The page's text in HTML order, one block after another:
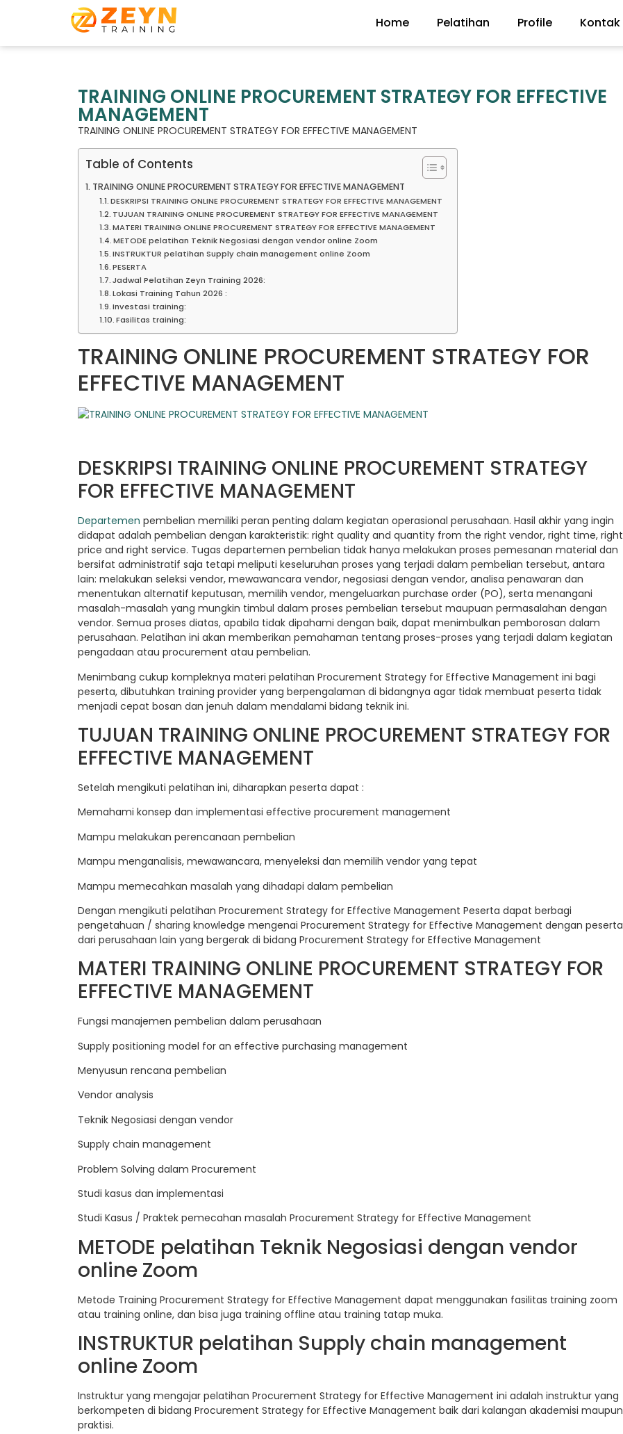
Home Pelatihan Profile Kontak
TRAINING ONLINE PROCUREMENT STRATEGY FOR EFFECTIVE
MANAGEMENT
TRAINING ONLINE PROCUREMENT STRATEGY FOR EFFECTIVE MANAGEMENT
Table of Contents
TRAINING ONLINE PROCUREMENT STRATEGY FOR EFFECTIVE MANAGEMENT
DESKRIPSI TRAINING ONLINE PROCUREMENT STRATEGY FOR EFFECTIVE MANAGEMENT
TUJUAN TRAINING ONLINE PROCUREMENT STRATEGY FOR EFFECTIVE MANAGEMENT
MATERI TRAINING ONLINE PROCUREMENT STRATEGY FOR EFFECTIVE MANAGEMENT
METODE pelatihan Teknik Negosiasi dengan vendor online Zoom
INSTRUKTUR pelatihan Supply chain management online Zoom
PESERTA
Jadwal Pelatihan Zeyn Training 2026:
Lokasi Training Tahun 2026 :
Investasi training:
Fasilitas training:
TRAINING ONLINE PROCUREMENT STRATEGY FOR
EFFECTIVE MANAGEMENT
DESKRIPSI TRAINING ONLINE PROCUREMENT STRATEGY
FOR EFFECTIVE MANAGEMENT
Departemen pembelian memiliki peran penting dalam kegiatan operasional perusahaan. Hasil akhir yang ingin
didapat adalah pembelian dengan karakteristik: right quality and quantity from the right vendor, right time, right
price and right service. Tugas departemen pembelian tidak hanya melakukan proses pemesanan material dan
bersifat administratif saja tetapi meliputi keseluruhan proses yang terjadi dalam pembelian tersebut, antara
lain: melakukan seleksi vendor, mewawancara vendor, negosiasi dengan vendor, analisa penawaran dan
menentukan alternatif keputusan, memilih vendor, mengeluarkan purchase order (PO), serta menangani
masalah-masalah yang mungkin timbul dalam proses pembelian tersebut maupuan permasalahan dengan
vendor. Semua proses diatas, apabila tidak dipahami dengan baik, dapat menimbulkan pemborosan dalam
perusahaan. Pelatihan ini akan memberikan pemahaman tentang proses-proses yang terjadi dalam kegiatan
pengadaan atau procurement atau pembelian.
Menimbang cukup kompleknya materi pelatihan Procurement Strategy for Effective Management ini bagi
peserta, dibutuhkan training provider yang berpengalaman di bidangnya agar tidak membuat peserta tidak
menjadi cepat bosan dan jenuh dalam mendalami bidang teknik ini.
TUJUAN TRAINING ONLINE PROCUREMENT STRATEGY FOR
EFFECTIVE MANAGEMENT
Setelah mengikuti pelatihan ini, diharapkan peserta dapat :
Memahami konsep dan implementasi effective procurement management
Mampu melakukan perencanaan pembelian
Mampu menganalisis, mewawancara, menyeleksi dan memilih vendor yang tepat
Mampu memecahkan masalah yang dihadapi dalam pembelian
Dengan mengikuti pelatihan Procurement Strategy for Effective Management Peserta dapat berbagi
pengetahuan / sharing knowledge mengenai Procurement Strategy for Effective Management dengan peserta
dari perusahaan lain yang bergerak di bidang Procurement Strategy for Effective Management
MATERI TRAINING ONLINE PROCUREMENT STRATEGY FOR
EFFECTIVE MANAGEMENT
Fungsi manajemen pembelian dalam perusahaan
Supply positioning model for an effective purchasing management
Menyusun rencana pembelian
Vendor analysis
Teknik Negosiasi dengan vendor
Supply chain management
Problem Solving dalam Procurement
Studi kasus dan implementasi
Studi Kasus / Praktek pemecahan masalah Procurement Strategy for Effective Management
METODE pelatihan Teknik Negosiasi dengan vendor
online Zoom
Metode Training Procurement Strategy for Effective Management dapat menggunakan fasilitas training zoom
atau training online, dan bisa juga training offline atau training tatap muka.
INSTRUKTUR pelatihan Supply chain management
online Zoom
Instruktur yang mengajar pelatihan Procurement Strategy for Effective Management ini adalah instruktur yang
berkompeten di bidang Procurement Strategy for Effective Management baik dari kalangan akademisi maupun
praktisi.